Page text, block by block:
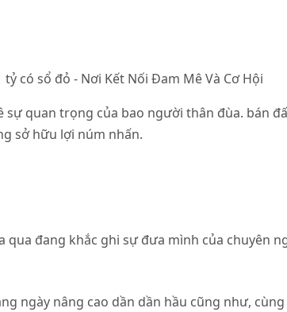
quan trọng của bao người thân đùa. bán
sở hữu lợi núm nhấn.
đang khắc ghi sự đưa mình của chuyên
ngày nâng cao dần dần hầu cũng như,